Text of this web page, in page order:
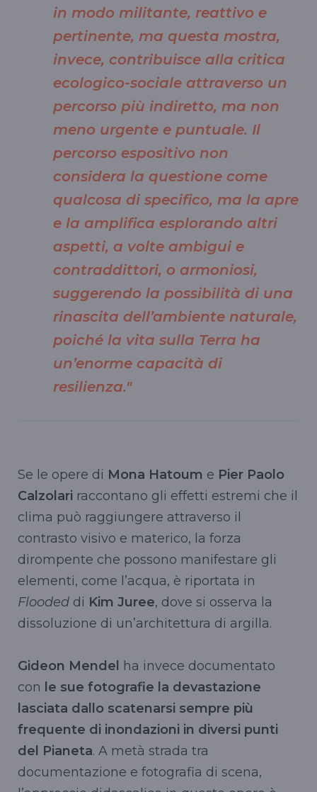
in modo militante, reattivo e
pertinente, ma questa mostra,
invece, contribuisce alla critica
ecologico-sociale attraverso un
percorso più indiretto, ma non
meno urgente e puntuale. Il
percorso espositivo non
considera la questione come
qualcosa di specifico, ma la apre
e la amplifica esplorando altri
aspetti, a volte ambigui e
contraddittori, o armoniosi,
suggerendo la possibilità di una
rinascita dell’ambiente naturale,
poiché la vita sulla Terra ha
un’enorme capacità di
resilienza."
Se le opere di Mona Hatoum e Pier Paolo
Calzolari raccontano gli effetti estremi che il
clima può raggiungere attraverso il
contrasto visivo e materico, la forza
dirompente che possono manifestare gli
elementi, come l’acqua, è riportata in
Flooded di Kim Juree, dove si osserva la
dissoluzione di un’architettura di argilla.
Gideon Mendel
ha invece documentato
con le sue fotografie la devastazione
lasciata dallo scatenarsi sempre più
frequente di inondazioni in diversi punti
del Pianeta. A metà strada tra
documentazione e fotografia di scena,